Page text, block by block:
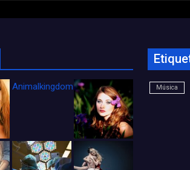
Animalkingdom_FichaCine Música